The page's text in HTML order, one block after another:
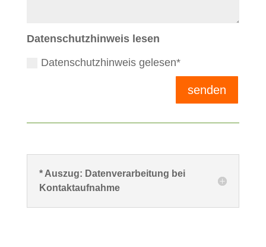
Datenschutzhinweis lesen
Datenschutzhinweis gelesen*
senden
* Auszug: Datenverarbeitung bei
Kontaktaufnahme